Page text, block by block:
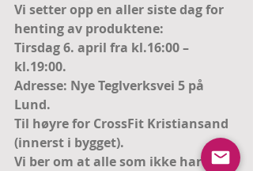
Vi setter opp en aller siste dag for
henting av produktene:
Tirsdag 6. april fra kl.16:00 –
kl.19:00.
Adresse: Nye Teglverksvei 5 på
Lund.
Til høyre for CrossFit Kristiansand
(innerst i bygget).
Vi ber om at alle som ikke har